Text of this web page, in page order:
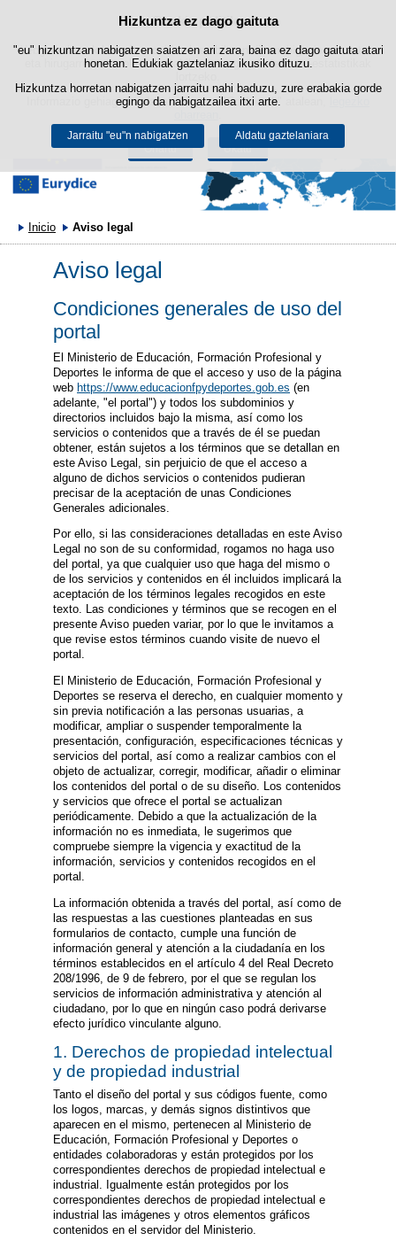
Cookie politika
Webgune honek berezko cookie-ak erabiltzen ditu nabigazioa errazteko
eta hirugarrenen cookie-ak erabilera- eta gogobetetasun-estatistikak
Informazio gehiago lor dezakezu gure "Cookie-ak" atalean,
Onartu Ukatu
Hizkuntza ez dago gaituta
"eu" hizkuntzan nabigatzen saiatzen ari zara, baina ez dago gaituta atari
honetan. Edukiak gaztelaniaz ikusiko dituzu.
Hizkuntza horretan nabigatzen jarraitu nahi baduzu, zure erabakia gorde
egingo da nabigatzailea itxi arte.
Jarraitu "eu"n nabigatzen Aldatu gaztelaniara
Edukira salto egin
Inicio Aviso legal
Aviso legal
Condiciones generales de uso del
portal
El Ministerio de Educación, Formación Profesional y
Deportes le informa de que el acceso y uso de la página
web https://www.educacionfpydeportes.gob.es (en
adelante, "el portal") y todos los subdominios y
directorios incluidos bajo la misma, así como los
servicios o contenidos que a través de él se puedan
obtener, están sujetos a los términos que se detallan en
este Aviso Legal, sin perjuicio de que el acceso a
alguno de dichos servicios o contenidos pudieran
precisar de la aceptación de unas Condiciones
Generales adicionales.
Por ello, si las consideraciones detalladas en este Aviso
Legal no son de su conformidad, rogamos no haga uso
del portal, ya que cualquier uso que haga del mismo o
de los servicios y contenidos en él incluidos implicará la
aceptación de los términos legales recogidos en este
texto. Las condiciones y términos que se recogen en el
presente Aviso pueden variar, por lo que le invitamos a
que revise estos términos cuando visite de nuevo el
portal.
El Ministerio de Educación, Formación Profesional y
Deportes se reserva el derecho, en cualquier momento y
sin previa notificación a las personas usuarias, a
modificar, ampliar o suspender temporalmente la
presentación, configuración, especificaciones técnicas y
servicios del portal, así como a realizar cambios con el
objeto de actualizar, corregir, modificar, añadir o eliminar
los contenidos del portal o de su diseño. Los contenidos
y servicios que ofrece el portal se actualizan
periódicamente. Debido a que la actualización de la
información no es inmediata, le sugerimos que
compruebe siempre la vigencia y exactitud de la
información, servicios y contenidos recogidos en el
portal.
La información obtenida a través del portal, así como de
las respuestas a las cuestiones planteadas en sus
formularios de contacto, cumple una función de
información general y atención a la ciudadanía en los
términos establecidos en el artículo 4 del Real Decreto
208/1996, de 9 de febrero, por el que se regulan los
servicios de información administrativa y atención al
ciudadano, por lo que en ningún caso podrá derivarse
efecto jurídico vinculante alguno.
1. Derechos de propiedad intelectual
y de propiedad industrial
Tanto el diseño del portal y sus códigos fuente, como
los logos, marcas, y demás signos distintivos que
aparecen en el mismo, pertenecen al Ministerio de
Educación, Formación Profesional y Deportes o
entidades colaboradoras y están protegidos por los
correspondientes derechos de propiedad intelectual e
industrial. Igualmente están protegidos por los
correspondientes derechos de propiedad intelectual e
industrial las imágenes y otros elementos gráficos
contenidos en el servidor del Ministerio.